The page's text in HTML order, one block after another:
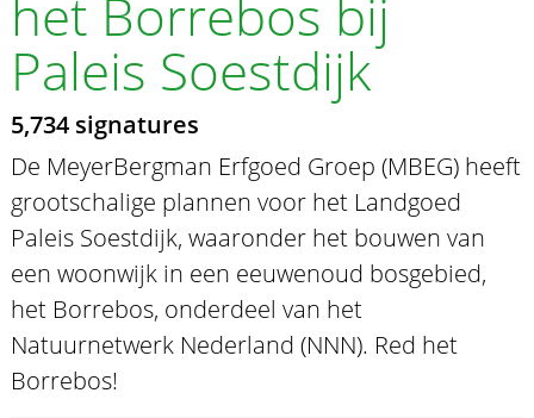
het Borrebos bij
Paleis Soestdijk
5,734 signatures
De MeyerBergman Erfgoed Groep (MBEG) heeft
grootschalige plannen voor het Landgoed
Paleis Soestdijk, waaronder het bouwen van
een woonwijk in een eeuwenoud bosgebied,
het Borrebos, onderdeel van het
Natuurnetwerk Nederland (NNN). Red het
Borrebos!